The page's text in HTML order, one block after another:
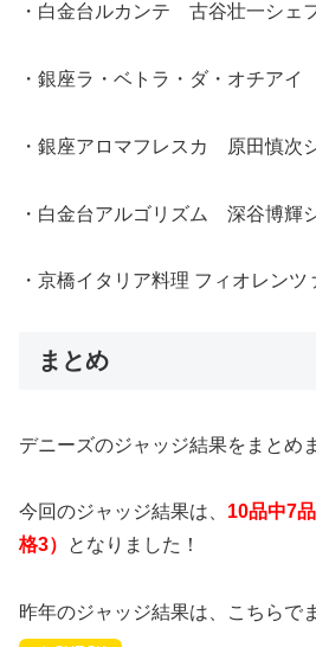
・白金台ルカンテ 古谷壮一シェ
・銀座ラ・ベトラ・ダ・オチア
・銀座アロマフレスカ 原田慎次
・白金台アルゴリズム 深谷博輝
・京橋イタリア料理 フィオレンツ
まとめ
デニーズのジャッジ結果をまとめ
今回のジャッジ結果は、 10品中7
格3）
となりました！
昨年のジャッジ結果は、こちらで